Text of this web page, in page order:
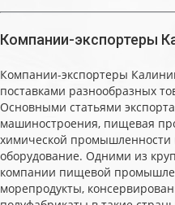
Компании-экспортеры
Компании-экспортеры
поставками разнообразных
Основными статьями
машиностроения, пищевая
химической промышленности
оборудование. Одними из
компании пищевой
морепродукты,